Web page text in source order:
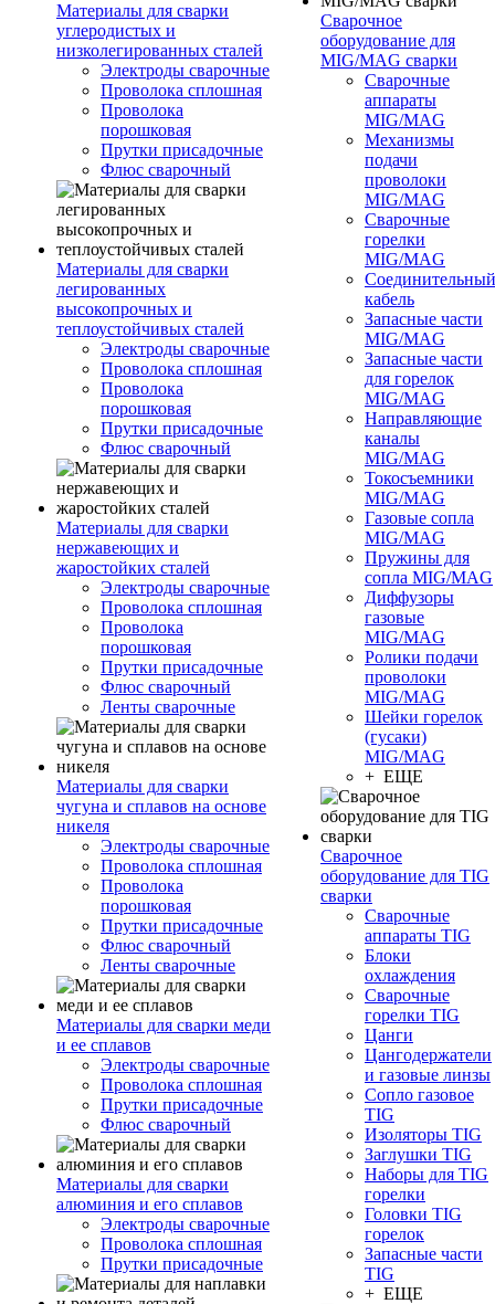
Материалы для сварки
углеродистых и
низколегированных сталей
Электроды сварочные
Проволока сплошная
Проволока
порошковая
Прутки присадочные
Флюс сварочный
Материалы для сварки
легированных
высокопрочных и
теплоустойчивых сталей
Электроды сварочные
Проволока сплошная
Проволока
порошковая
Прутки присадочные
Флюс сварочный
Материалы для сварки
нержавеющих и
жаростойких сталей
Электроды сварочные
Проволока сплошная
Проволока
порошковая
Прутки присадочные
Флюс сварочный
Ленты сварочные
Материалы для сварки
чугуна и сплавов на основе
никеля
Электроды сварочные
Проволока сплошная
Проволока
порошковая
Прутки присадочные
Флюс сварочный
Ленты сварочные
Материалы для сварки меди
и ее сплавов
Электроды сварочные
Проволока сплошная
Прутки присадочные
Флюс сварочный
Материалы для сварки
алюминия и его сплавов
Электроды сварочные
Проволока сплошная
Прутки присадочные
Сварочное
оборудование для
MIG/MAG сварки
Сварочные
аппараты
MIG/MAG
Механизмы
подачи
проволоки
MIG/MAG
Сварочные
горелки
MIG/MAG
Соединительный
кабель
Запасные части
MIG/MAG
Запасные части
для горелок
MIG/MAG
Направляющие
каналы
MIG/MAG
Токосъемники
MIG/MAG
Газовые сопла
MIG/MAG
Пружины для
сопла MIG/MAG
Диффузоры
газовые
MIG/MAG
Ролики подачи
проволоки
MIG/MAG
Шейки горелок
(гусаки)
MIG/MAG
+ ЕЩЕ
Сварочное
оборудование для TIG
сварки
Сварочные
аппараты TIG
Блоки
охлаждения
Сварочные
горелки TIG
Цанги
Цангодержатели
и газовые линзы
Сопло газовое
TIG
Изоляторы TIG
Заглушки TIG
Наборы для TIG
горелки
Головки TIG
горелок
Запасные части
TIG
+ ЕЩЕ